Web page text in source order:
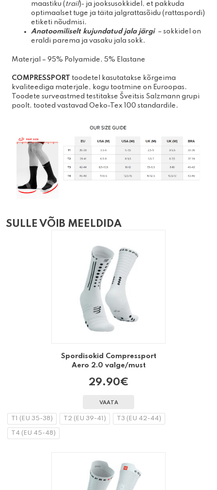
maastiku ( trail)- ja jooksusokkidel, et pakkuda
optimaalset tuge ja täita jalgrattasõidu (rattaspordi)
etiketi nõudmisi.
Anatoomiliselt kujundatud jala järgi – sokkidel on
eraldi parema ja vasaku jala sokk.
Materjal – 95% Polyamide, 5% Elastane
COMPRESSPORT
toodetel kasutatakse kõrgeima
kvaliteediga materjale, kogu tootmine on Euroopas.
Toodete surveastmed testitakse Šveitsis Salzmann grupi
poolt, tooted vastavad Oeko-Tex 100 standardile.
SULLE VÕIB MEELDIDA
Spordisokid Compressport
Aero 2.0 valge/must
29.90€
VAATA
T1 (EU 35-38) T2 (EU 39-41) T3 (EU 42-44)
T4 (EU 45-48)